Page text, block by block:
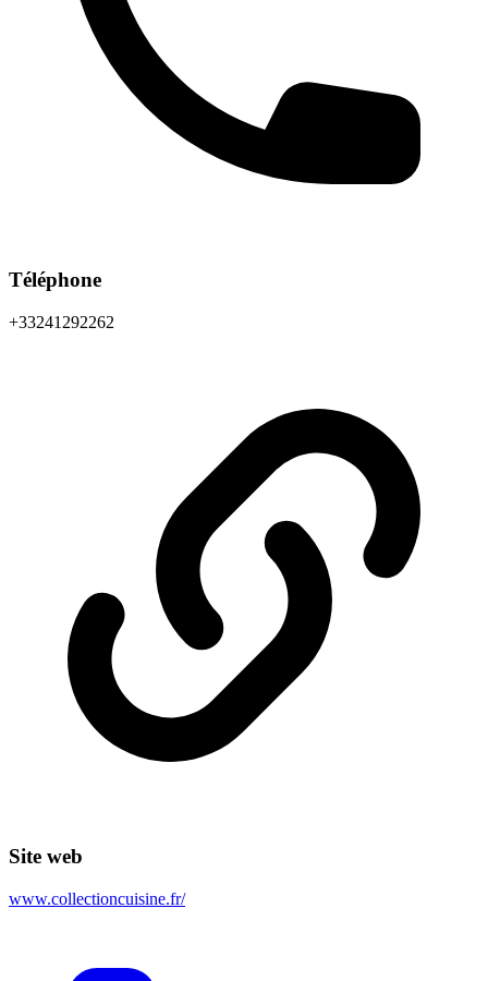
Téléphone
+33241292262
Site web
www.collectioncuisine.fr/